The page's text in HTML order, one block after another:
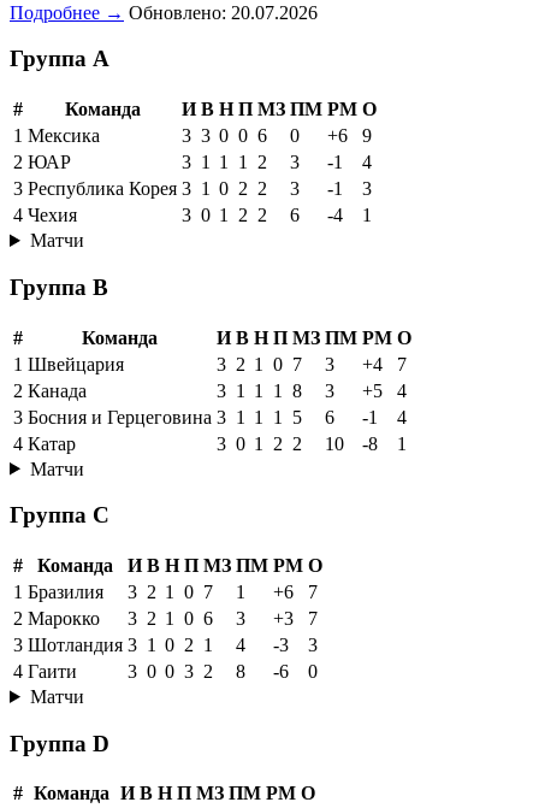
Подробнее → Обновлено: 20.07.2026
Группа A
# Команда И В Н П МЗ ПМ РМ О
1 Мексика 3 3 0 0 6 0 +6
9
2 ЮАР 3 1 1 1 2 3 -1
4
3 Республика Корея 3 1 0 2 2 3 -1
3
4 Чехия 3 0 1 2 2 6 -4
1
Матчи
Группа B
# Команда И В Н П МЗ ПМ РМ О
1 Швейцария 3 2 1 0 7 3 +4
7
2 Канада 3 1 1 1 8 3 +5
4
3 Босния и Герцеговина 3 1 1 1 5 6 -1
4
4 Катар 3 0 1 2 2 10 -8
1
Матчи
Группа C
# Команда И В Н П МЗ ПМ РМ О
1 Бразилия 3 2 1 0 7 1 +6
7
2 Марокко 3 2 1 0 6 3 +3
7
3 Шотландия 3 1 0 2 1 4 -3
3
4 Гаити 3 0 0 3 2 8 -6
0
Матчи
Группа D
# Команда И В Н П МЗ ПМ РМ О